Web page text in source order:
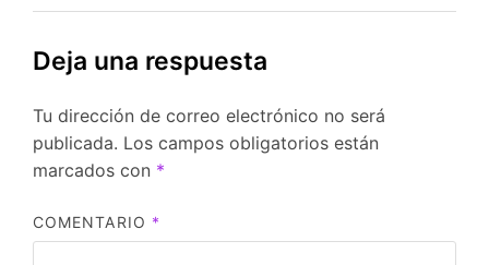
Deja una respuesta
Tu dirección de correo electrónico no será
publicada. Los campos obligatorios están
marcados con *
COMENTARIO *